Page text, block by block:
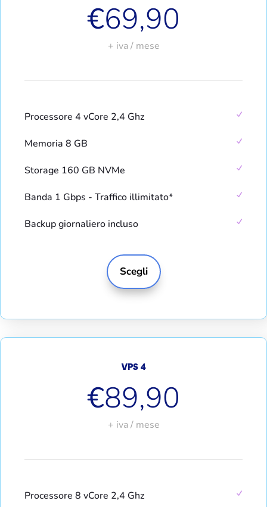
€69,90
+ iva / mese
Processore 4 vCore 2,4 Ghz
Memoria 8 GB
Storage 160 GB NVMe
Banda 1 Gbps - Traffico illimitato*
Backup giornaliero incluso
Scegli
VPS 4
€89,90
+ iva / mese
Processore 8 vCore 2,4 Ghz